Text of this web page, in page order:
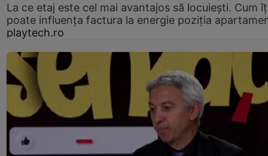
La ce etaj este cel mai avantajos să locuiești. Cum
poate influența factura la energie poziția
playtech.ro